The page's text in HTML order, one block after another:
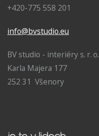
+420-775 558 201
info@bvstudio.eu
BV studio - interiéry s. r. o.
Karla Majera 177
252 31 Všenory